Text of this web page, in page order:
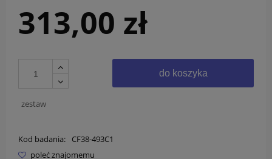
313,00 zł
zestaw
do koszyka
Kod badania:
CF38-493C1
poleć znajomemu